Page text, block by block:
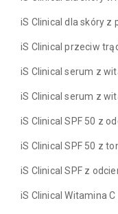
iS Clinical dla skóry z
iS Clinical przeciw
iS Clinical serum z
iS Clinical serum z
iS Clinical SPF 50 z
iS Clinical SPF 50 z
iS Clinical SPF z
iS Clinical Witamina C